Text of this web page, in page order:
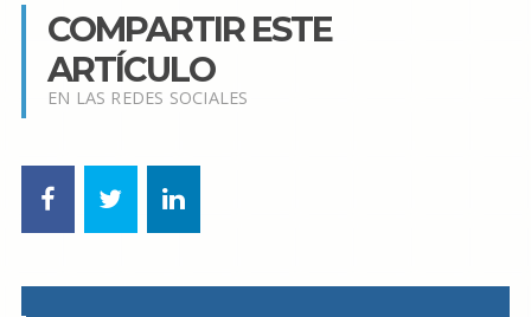
COMPARTIR ESTE
ARTÍCULO
EN LAS REDES SOCIALES